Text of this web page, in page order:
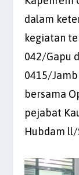
dalam
kegiatan
042/Gapu
0415/
bersama
pejabat
Hubdam